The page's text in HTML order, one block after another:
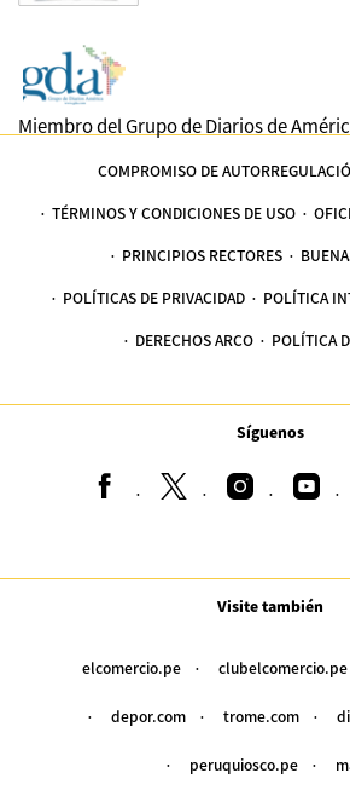
Miembro del Grupo de Diarios de
COMPROMISO DE
TÉRMINOS Y CONDICIONES DE USO
PRINCIPIOS RECTORES
POLÍTICAS DE PRIVACIDAD POLÍTICA
DERECHOS ARCO POLÍTICA
Síguenos
Visite también
elcomercio.pe clubelcomercio.pe
depor.com trome.com
peruquiosco.pe